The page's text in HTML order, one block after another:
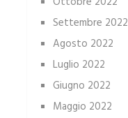
Settembre 2022
Agosto 2022
Luglio 2022
Giugno 2022
Maggio 2022